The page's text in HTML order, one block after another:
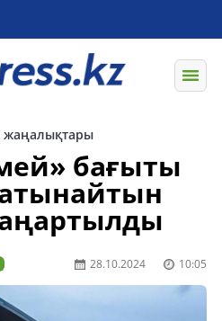
жаңалықтары
бағыты
28.10.2024 10:05